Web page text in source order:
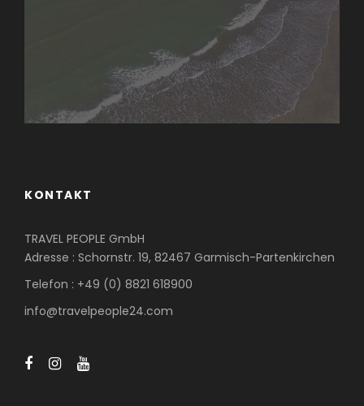
KONTAKT
TRAVEL PEOPLE GmbH
Adresse : Schornstr. 19, 82467 Garmisch-Partenkirchen
Telefon : +49 (0) 8821 618900
info@travelpeople24.com